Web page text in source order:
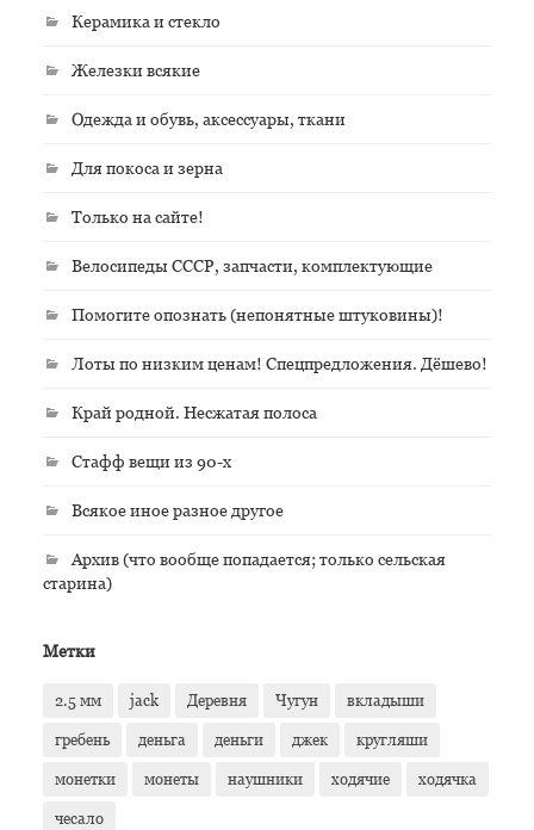
Керамика и стекло
Железки всякие
Одежда и обувь, аксессуары, ткани
Для покоса и зерна
Только на сайте!
Велосипеды СССР, запчасти, комплектующие
Помогите опознать (непонятные штуковины)!
Лоты по низким ценам! Спецпредложения. Дёшево!
Край родной. Несжатая полоса
Стафф вещи из 90-х
Всякое иное разное другое
Архив (что вообще попадается; только сельская
старина)
Метки
2.5 мм jack Деревня Чугун вкладыши
гребень деньга деньги джек кругляши
монетки монеты наушники ходячие ходячка
чесало